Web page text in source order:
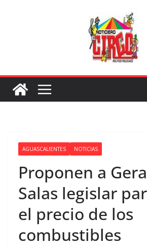
AGUASCALIENTES NOTICIAS
Proponen a
Salas legislar
el precio de los
combustibles